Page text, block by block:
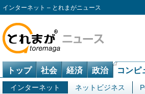
インターネット – とれまがニュース
トップ 社会 経済 政治 コンピ
インターネット ネットビジネス